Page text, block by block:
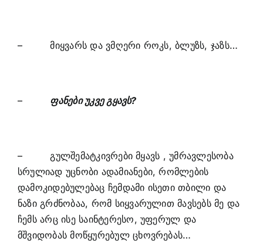
– მიყვარს და ვმღერი როკს, ბლუზს, ჯაზს…
– ფანები უკვე გყავს?
– გულშემატკივრები მყავს , უმრავლესობა
სრულიად უცნობი ადამიანები, რომლების
დამოკიდებულებაც ჩემდამი ისეთი თბილი და
ნაზი გრძნობაა, რომ სიყვარულით მავსებს მე და
ჩემს არც ისე საინტერესო, უფერულ და
მშვიდობას მოწყურებულ ცხოვრებას…